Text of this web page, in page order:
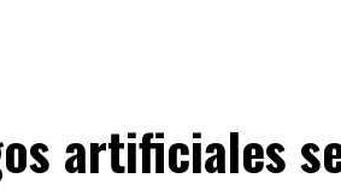
artificiales